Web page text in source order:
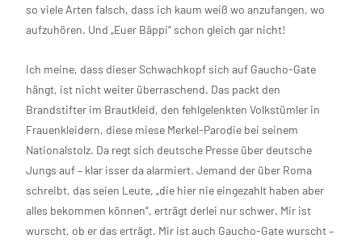
so viele Arten falsch, dass ich kaum weiß wo anzufangen, wo
aufzuhören. Und „Euer Bäppi“ schon gleich gar nicht!
Ich meine, dass dieser Schwachkopf sich auf Gaucho-Gate
hängt, ist nicht weiter überraschend. Das packt den
Brandstifter im Brautkleid, den fehlgelenkten Volkstümler in
Frauenkleidern, diese miese Merkel-Parodie bei seinem
Nationalstolz. Da regt sich deutsche Presse über deutsche
Jungs auf – klar isser da alarmiert. Jemand der über Roma
schreibt, das seien Leute, „die hier nie eingezahlt haben aber
alles bekommen können“, erträgt derlei nur schwer. Mir ist
wurscht, ob er das erträgt. Mir ist auch Gaucho-Gate wurscht –